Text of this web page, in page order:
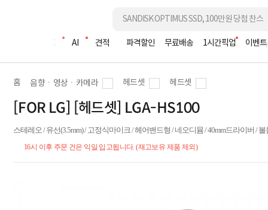
조립PC AI 견적 파격할인 무료배송 1시간픽업 이벤트
홈 음향ㆍ영상ㆍ카메라 헤드셋 헤드셋
[FOR LG] [헤드셋] LGA-HS100
스테레오 / 유선(3.5mm) / 고정식마이크 / 헤어밴드형 / 네오디뮴 / 40mm드라이버 /
16시 이후 주문 건은 익일 입고됩니다. (재고보유 제품 제외)